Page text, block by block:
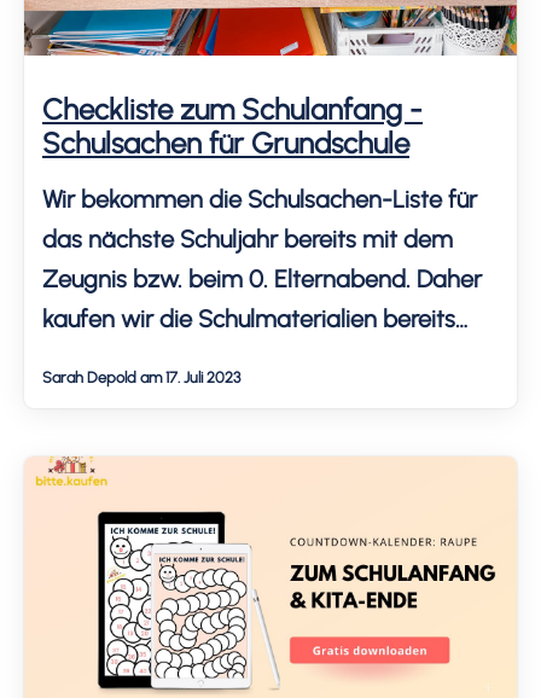
Checkliste zum Schulanfang -
Schulsachen für Grundschule
Wir bekommen die Schulsachen-Liste für
das nächste Schuljahr bereits mit dem
Zeugnis bzw. beim 0. Elternabend. Daher
kaufen wir die Schulmaterialien bereits
und nur noch einen Teil der Sachen auf
einmal bestellen müssen. Ich zeige dir […]
Sarah Depold am 17. Juli 2023